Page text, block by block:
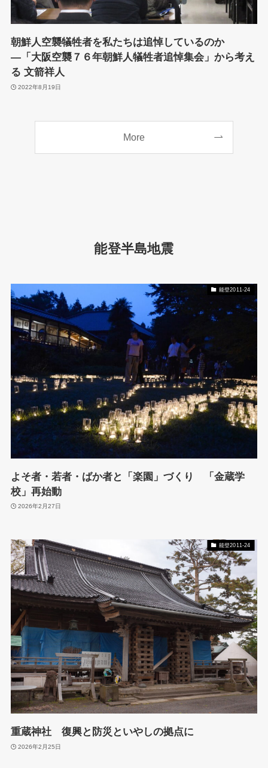
朝鮮人空襲犠牲者を私たちは追悼しているのか
―「大阪空襲７６年朝鮮人犠牲者追悼集会」から考え
る 文箭祥人
2022年8月19日
More
能登半島地震
能登2011-24
よそ者・若者・ばか者と「楽園」づくり 「金蔵学
校」再始動
2026年2月27日
能登2011-24
重蔵神社 復興と防災といやしの拠点に
2026年2月25日